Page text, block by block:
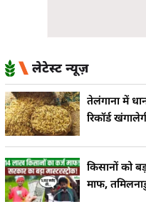
लेटेस्ट न्यूज़
तेलंगाना में
रिकॉर्ड
किसानों को
माफ,